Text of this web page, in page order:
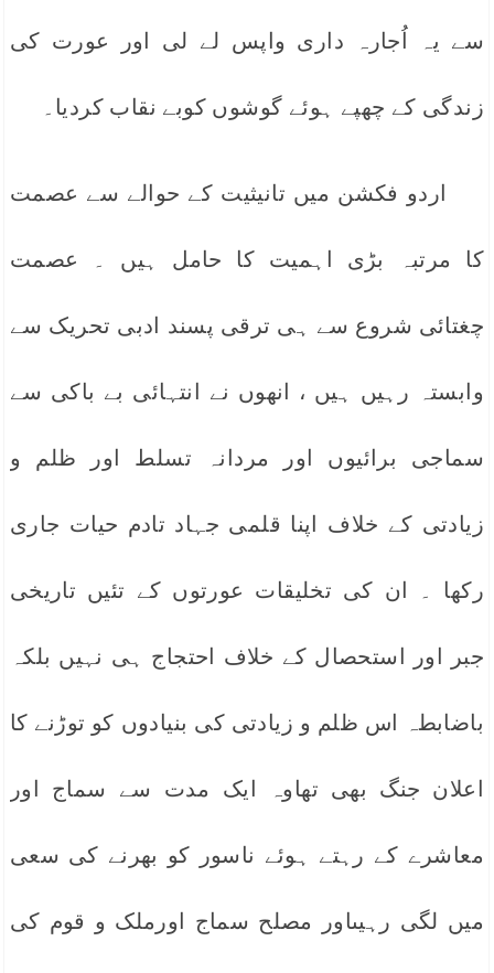
سے یہ اُجارہ داری واپس لے لی اور عورت کی
زندگی کے چھپے ہوئے گوشوں کوبے نقاب کردیا۔
اردو فکشن میں تانیثیت کے حوالے سے عصمت
کا مرتبہ بڑی اہمیت کا حامل ہیں ۔ عصمت
چغتائی شروع سے ہی ترقی پسند ادبی تحریک سے
وابستہ رہیں ہیں ، انھوں نے انتہائی بے باکی سے
سماجی برائیوں اور مردانہ تسلط اور ظلم و
زیادتی کے خلاف اپنا قلمی جہاد تادم حیات جاری
رکھا ۔ ان کی تخلیقات عورتوں کے تئیں تاریخی
جبر اور استحصال کے خلاف احتجاج ہی نہیں بلکہ
باضابطہ اس ظلم و زیادتی کی بنیادوں کو توڑنے کا
اعلان جنگ بھی تھاوہ ایک مدت سے سماج اور
معاشرے کے رہتے ہوئے ناسور کو بھرنے کی سعی
میں لگی رہیںاور مصلح سماج اورملک و قوم کی